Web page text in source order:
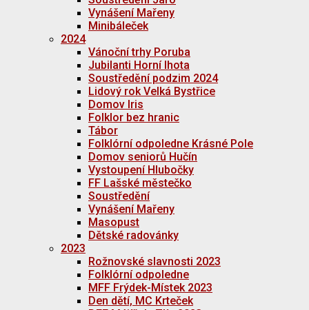
Vynášení Mařeny
Minibáleček
2024
Vánoční trhy Poruba
Jubilanti Horní lhota
Soustředění podzim 2024
Lidový rok Velká Bystřice
Domov Iris
Folklor bez hranic
Tábor
Folklórní odpoledne Krásné Pole
Domov seniorů Hučín
Vystoupení Hlubočky
FF Lašské městečko
Soustředění
Vynášení Mařeny
Masopust
Dětské radovánky
2023
Rožnovské slavnosti 2023
Folklórní odpoledne
MFF Frýdek-Místek 2023
Den dětí, MC Krteček